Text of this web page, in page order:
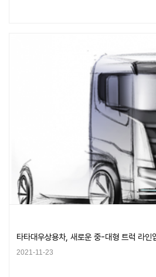
타타대우상용차, 새로운 중-대형 트럭 라
2021-11-23